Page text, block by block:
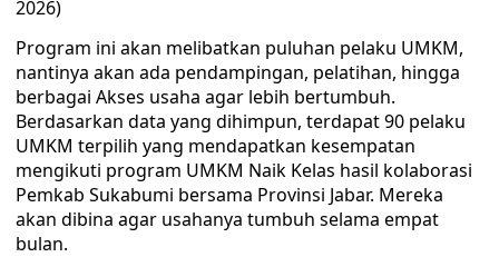
2026)
Program ini akan melibatkan puluhan pelaku UMKM,
nantinya akan ada pendampingan, pelatihan, hingga
berbagai Akses usaha agar lebih bertumbuh.
Berdasarkan data yang dihimpun, terdapat 90 pelaku
UMKM terpilih yang mendapatkan kesempatan
mengikuti program UMKM Naik Kelas hasil kolaborasi
Pemkab Sukabumi bersama Provinsi Jabar. Mereka
akan dibina agar usahanya tumbuh selama empat
bulan.